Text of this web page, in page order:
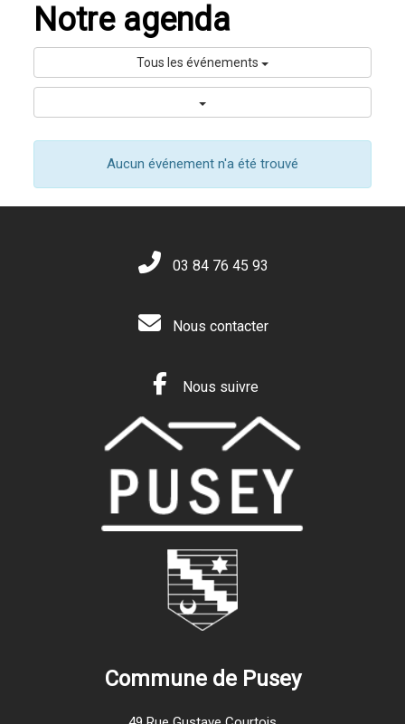
Notre agenda
Tous les événements
Aucun événement n'a été trouvé
03 84 76 45 93
Nous contacter
Nous suivre
Commune de Pusey